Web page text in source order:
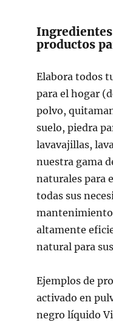
productos
Elabora todos
para el hogar
polvo,
suelo, piedra
lavavajillas,
nuestra gama
naturales para
todas sus
altamente
natural para
Ejemplos de
activado en
negro líquido